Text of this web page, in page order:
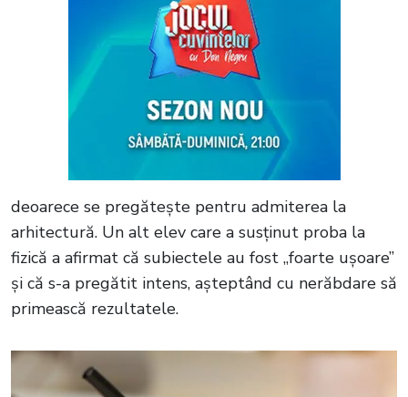
deoarece se pregătește pentru admiterea la
arhitectură. Un alt elev care a susținut proba la
fizică a afirmat că subiectele au fost „foarte ușoare”
și că s-a pregătit intens, așteptând cu nerăbdare să
primească rezultatele.